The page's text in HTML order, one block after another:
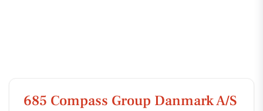
685 Compass Group Danmark A/S